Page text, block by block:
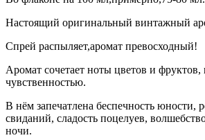
Настоящий оригинальный винтажный
Спрей распыляет,аромат превосходный!
Аромат сочетает ноты цветов и фруктов,
чувственностью.
В нём запечатлена беспечность юности,
свиданий, сладость поцелуев,
ночи.